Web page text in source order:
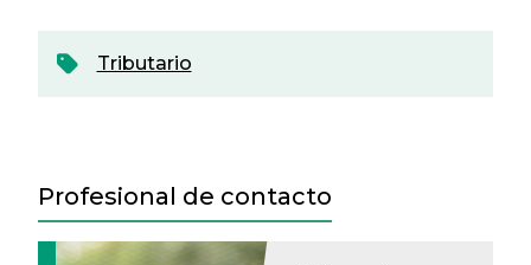
Tributario
Profesional de contacto